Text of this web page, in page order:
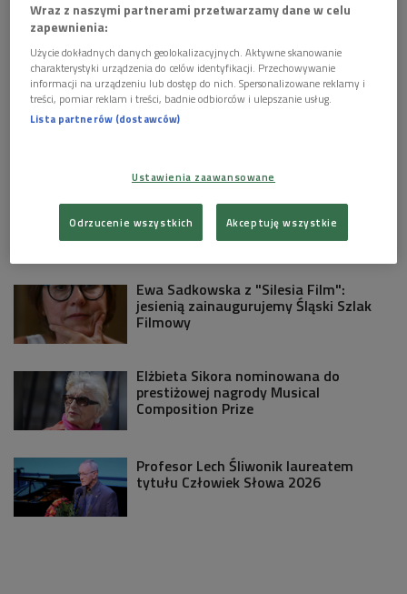
Mistrzowie powojennego jubilerstwa z
Gliwic
Grand Press Photo 2026 - wystawa w
"Cliff Booth" ma kłopoty: David Fincher
robi dokrętki, Brad Pitt wraca na plan
Ewa Sadkowska z "Silesia Film":
jesienią zainaugurujemy Śląski Szlak
Filmowy
Elżbieta Sikora nominowana do
prestiżowej nagrody Musical
Composition Prize
Profesor Lech Śliwonik laureatem
tytułu Człowiek Słowa 2026
Wraz z naszymi partnerami przetwarzamy dane w celu
zapewnienia:
Użycie dokładnych danych geolokalizacyjnych. Aktywne skanowanie
charakterystyki urządzenia do celów identyfikacji. Przechowywanie
informacji na urządzeniu lub dostęp do nich. Spersonalizowane reklamy i
treści, pomiar reklam i treści, badnie odbiorców i ulepszanie usług.
Lista partnerów (dostawców)
Ustawienia zaawansowane
Odrzucenie wszystkich Akceptuję wszystkie